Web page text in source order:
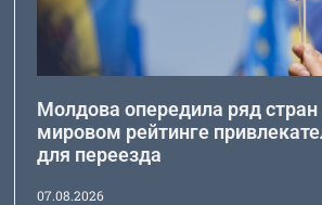
Молдова опередила ряд
мировом рейтинге
для переезда
07.08.2026